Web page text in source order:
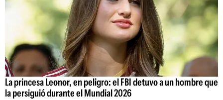
La princesa Leonor, en peligro: el FBI detuvo a un hombre que
la persiguió durante el Mundial 2026